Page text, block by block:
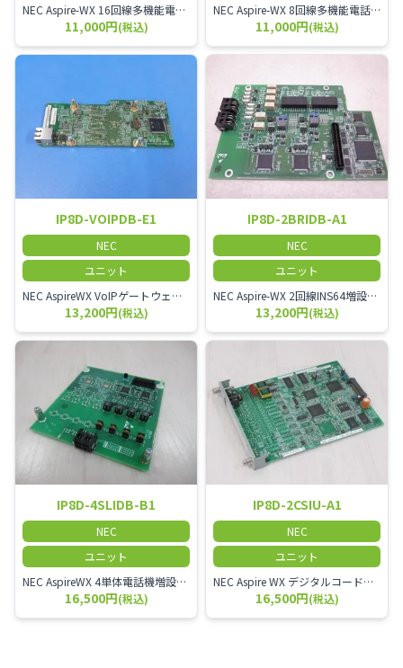
NEC Aspire-WX 16回線多機能電話機ユニット
11,000円(税込)
NEC Aspire-WX 8回線多機能電話機ユニット
11,000円(税込)
IP8D-VOIPDB-E1
NEC
ユニット
NEC AspireWX VoIPゲートウェイユニット
13,200円(税込)
IP8D-2BRIDB-A1
NEC
ユニット
NEC Aspire-WX 2回線INS64増設ユニット
13,200円(税込)
IP8D-4SLIDB-B1
NEC
ユニット
NEC AspireWX 4単体電話機増設ユニット
16,500円(税込)
IP8D-2CSIU-A1
NEC
ユニット
NEC Aspire WX デジタルコードレスアンテナユニット CSユニット
16,500円(税込)